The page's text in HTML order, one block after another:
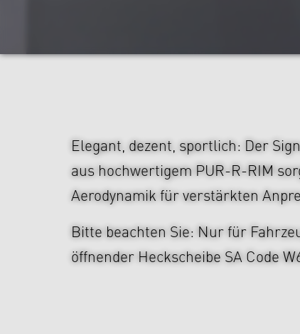
Elegant, dezent, sportlich: Der
aus hochwertigem PUR-R-RIM
Aerodynamik für verstärkten
Bitte beachten Sie: Nur für
öffnender Heckscheibe SA Code